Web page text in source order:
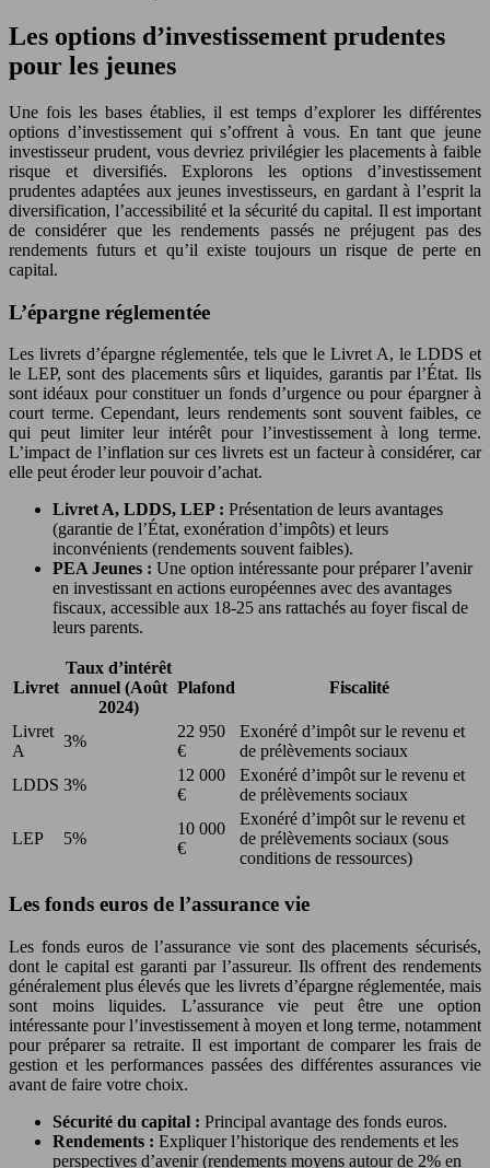
Les options d’investissement prudentes
pour les jeunes
Une fois les bases établies, il est temps d’explorer les différentes
options d’investissement qui s’offrent à vous. En tant que jeune
investisseur prudent, vous devriez privilégier les placements à faible
risque et diversifiés. Explorons les options d’investissement
prudentes adaptées aux jeunes investisseurs, en gardant à l’esprit la
diversification, l’accessibilité et la sécurité du capital. Il est important
de considérer que les rendements passés ne préjugent pas des
rendements futurs et qu’il existe toujours un risque de perte en
capital.
L’épargne réglementée
Les livrets d’épargne réglementée, tels que le Livret A, le LDDS et
le LEP, sont des placements sûrs et liquides, garantis par l’État. Ils
sont idéaux pour constituer un fonds d’urgence ou pour épargner à
court terme. Cependant, leurs rendements sont souvent faibles, ce
qui peut limiter leur intérêt pour l’investissement à long terme.
L’impact de l’inflation sur ces livrets est un facteur à considérer, car
elle peut éroder leur pouvoir d’achat.
Livret A, LDDS, LEP : Présentation de leurs avantages
(garantie de l’État, exonération d’impôts) et leurs
inconvénients (rendements souvent faibles).
PEA Jeunes : Une option intéressante pour préparer l’avenir
en investissant en actions européennes avec des avantages
fiscaux, accessible aux 18-25 ans rattachés au foyer fiscal de
leurs parents.
Livret
Taux d’intérêt
annuel (Août
2024)
Plafond Fiscalité
Livret
A
3%
22 950
€
Exonéré d’impôt sur le revenu et
de prélèvements sociaux
LDDS 3%
12 000
€
Exonéré d’impôt sur le revenu et
de prélèvements sociaux
LEP 5%
10 000
€
Exonéré d’impôt sur le revenu et
de prélèvements sociaux (sous
conditions de ressources)
Les fonds euros de l’assurance vie
Les fonds euros de l’assurance vie sont des placements sécurisés,
dont le capital est garanti par l’assureur. Ils offrent des rendements
généralement plus élevés que les livrets d’épargne réglementée, mais
sont moins liquides. L’assurance vie peut être une option
intéressante pour l’investissement à moyen et long terme, notamment
pour préparer sa retraite. Il est important de comparer les frais de
gestion et les performances passées des différentes assurances vie
avant de faire votre choix.
Sécurité du capital : Principal avantage des fonds euros.
Rendements : Expliquer l’historique des rendements et les
perspectives d’avenir (rendements moyens autour de 2% en